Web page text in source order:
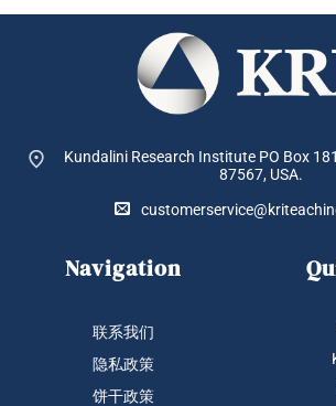
Kundalini Research Institute PO Box
87567, USA.
Navigation
联系我们
隐私政策
饼干政策